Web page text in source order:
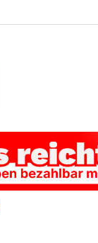
Land